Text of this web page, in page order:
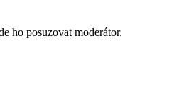
ho posuzovat moderátor.